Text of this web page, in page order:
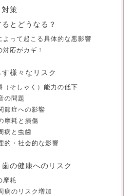
策
とどうなる？
よって起こる具体的な悪影響
対応がカギ！
様々なリスク
（そしゃく）能力の低下
の問題
節症への影響
摩耗と損傷
病と虫歯
的・社会的な影響
の健康へのリスク
摩耗
病のリスク増加